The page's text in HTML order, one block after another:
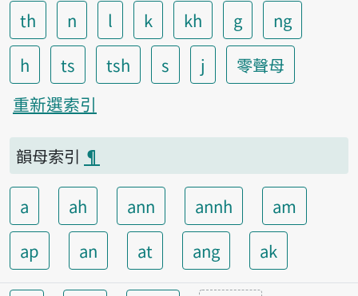
th
n l k kh g
ng
h
ts tsh s j
零聲母
重新選索引
韻母索引 ¶
a ah ann annh
am
ap
an at ang ak